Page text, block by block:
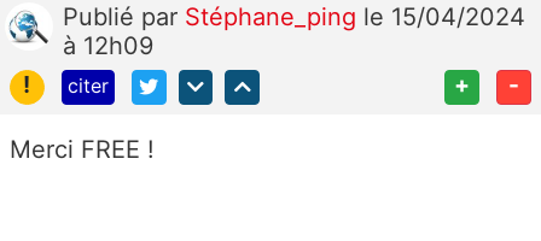
Publié par Stéphane_ping le 15/04/2024
à 12h09
!
citer + -
Merci FREE !